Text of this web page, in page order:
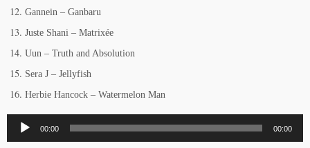
Gannein – Ganbaru
Juste Shani – Matrixée
Uun – Truth and Absolution
Sera J – Jellyfish
Herbie Hancock – Watermelon Man
Lecteur
audio
00:00 00:00